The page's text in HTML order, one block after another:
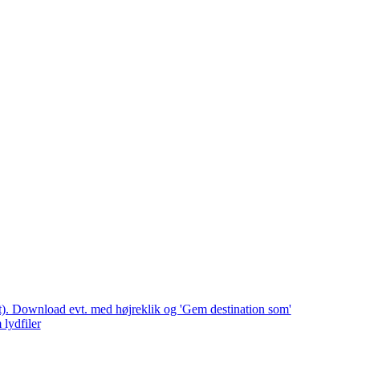
Download evt. med højreklik og 'Gem destination som'
lydfiler